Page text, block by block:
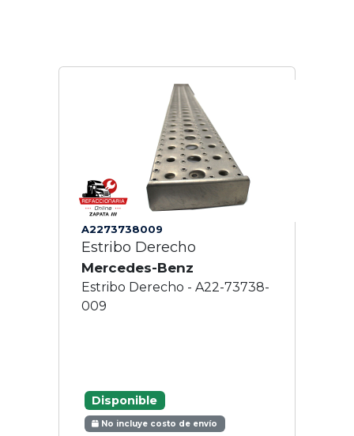
A2273738009
Estribo Derecho
Mercedes-Benz
Estribo Derecho - A22-73738-
009
Disponible
No incluye costo de envío